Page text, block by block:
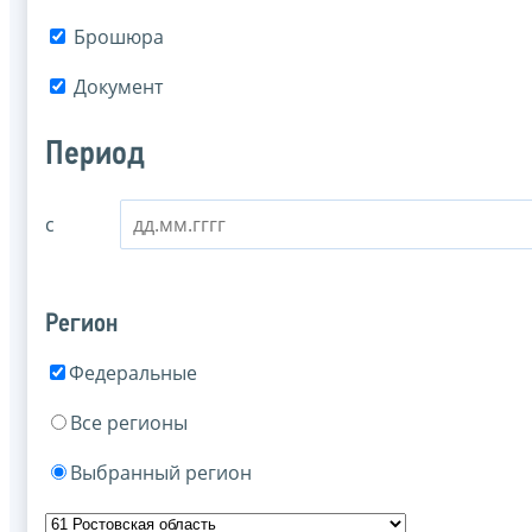
Брошюра
Документ
Период
с
Регион
Федеральные
Все регионы
Выбранный регион